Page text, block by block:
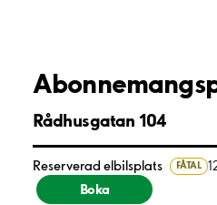
Rådhusgatan 104
Reserverad elbilsplats FÅTAL
Boka